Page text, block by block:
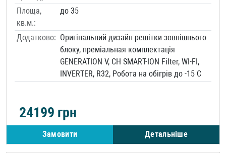
Площа,
кв.м.:
до 35
Додатково: Оригінальний дизайн решітки зовнішнього
блоку, преміальная комплектація
GENERATION V, CH SMART-ION Filter, WI-FI,
INVERTER, R32, Робота на обігрів до -15 С
24199 грн
Замовити Детальніше